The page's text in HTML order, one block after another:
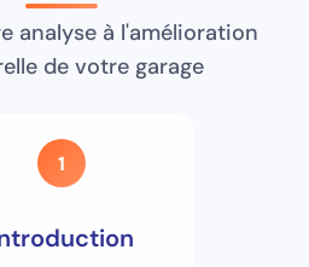
analyse à l'amélioration
de votre garage
1